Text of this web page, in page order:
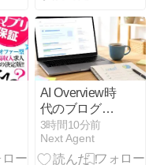
て10実行して
くれるfable5
の魅力
AI Overview時
代のブログ
SEOとは？小
さなAI副業ブ
ログが今すぐ
3時間10分前
Next Agent